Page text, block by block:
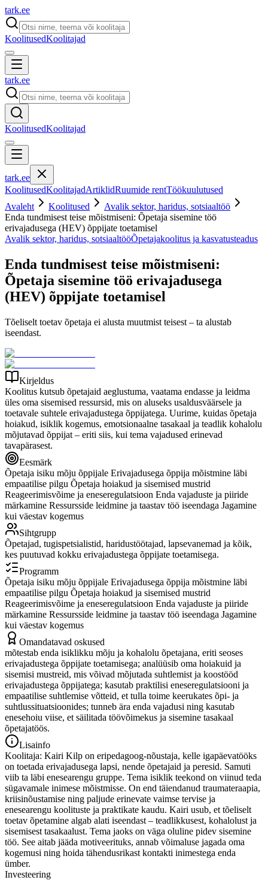
tark.ee
KoolitusedKoolitajad
tark.ee
KoolitusedKoolitajad
tark.ee
KoolitusedKoolitajadArtiklidRuumide rentTöökuulutused
Avaleht
Koolitused
Avalik sektor, haridus, sotsiaaltöö
Enda tundmisest teise mõistmiseni: Õpetaja sisemine töö
erivajadusega (HEV) õppijate toetamisel
Avalik sektor, haridus, sotsiaaltööÕpetajakoolitus ja kasvatusteadus
Enda tundmisest teise mõistmiseni:
Õpetaja sisemine töö erivajadusega
(HEV) õppijate toetamisel
Tõeliselt toetav õpetaja ei alusta muutmist teisest – ta alustab
iseendast.
Kirjeldus
Koolitus kutsub õpetajaid aeglustuma, vaatama endasse ja leidma
üles oma sisemised ressursid, mis on aluseks usaldusväärsele ja
toetavale suhtele erivajadustega õppijatega. Uurime, kuidas õpetaja
hoiakud, isiklik kogemus, emotsionaalne tasakaal ja teadlik kohalolu
mõjutavad õppijat – eriti siis, kui tema vajadused erinevad
tavapärasest.
Eesmärk
Õpetaja isiku mõju õppijale Erivajadusega õppija mõistmine läbi
empaatilise pilgu Õpetaja hoiakud ja sisemised mustrid
Reageerimisvõime ja eneseregulatsioon Enda vajaduste ja piiride
märkamine Ressursside leidmine ja taastav töö iseendaga Jagamine
kui väestav kogemus
Sihtgrupp
Õpetajad, tugispetsialistid, haridustöötajad, lapsevanemad ja kõik,
kes puutuvad kokku erivajadustega õppijate toetamisega.
Programm
Õpetaja isiku mõju õppijale Erivajadusega õppija mõistmine läbi
empaatilise pilgu Õpetaja hoiakud ja sisemised mustrid
Reageerimisvõime ja eneseregulatsioon Enda vajaduste ja piiride
märkamine Ressursside leidmine ja taastav töö iseendaga Jagamine
kui väestav kogemus
Omandatavad oskused
mõtestab enda isiklikku mõju ja kohalolu õpetajana, eriti seoses
erivajadustega õppijate toetamisega; analüüsib oma hoiakuid ja
sisemisi mustreid, mis võivad mõjutada suhtlemist ja koostööd
erivajadustega õppijatega; kasutab praktilisi eneseregulatsiooni ja
empaatilise suhtlemise võtteid, et tulla toime keerukates õpi- ja
suhtlussituatsioonides; tunneb ära enda vajadusi ning kasutab
enesehoiu viise, et säilitada töövõimekus ja sisemine tasakaal
õpetajatöös.
Lisainfo
Koolitaja: Kairi Kilp on eripedagoog-nõustaja, kelle igapäevatööks
on toetada erivajadusega lapsi, nende õpetajaid ja peresid. Samuti
viib ta läbi enesearengu gruppe. Tema isiklik teekond on viinud teda
sügavamale inimese mõistmisse. On end täiendanud traumateraapia,
kriisinõustamise ning paljude erinevate vaimse tervise ja
enesearengu koolituste ja praktikate kaudu. Kairi usub, et tõeliselt
toetav õpetamine algab alati iseendast – teadlikkusest, kohalolust ja
sisemisest tasakaalust. Tema jaoks on väga oluline pidev sisemine
töö. See aitab jääda motiveerituks, annab võimaluse jagada oma
kogemusi ning hoida tähendusrikast kontakti inimestega enda
ümber.
Investeering